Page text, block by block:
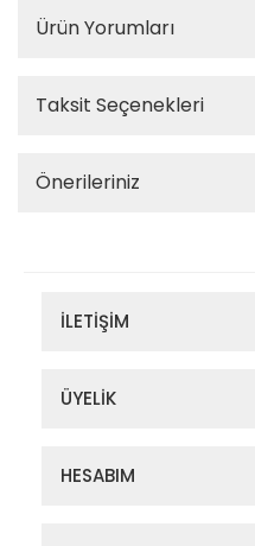
Ürün Yorumları
Taksit Seçenekleri
Önerileriniz
İLETİŞİM
ÜYELİK
HESABIM